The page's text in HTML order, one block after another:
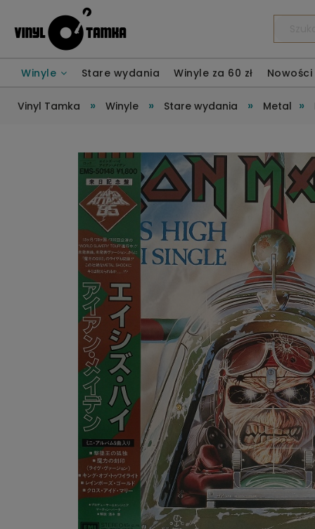
Winyle Stare wydania Winyle za 60 zł Nowości
Vinyl Tamka » Winyle » Stare wydania » Metal »